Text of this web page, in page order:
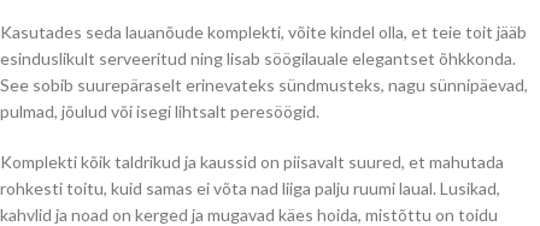
Kasutades seda lauanõude komplekti, võite kindel olla, et teie toit jääb
esinduslikult serveeritud ning lisab söögilauale elegantset õhkkonda.
See sobib suurepäraselt erinevateks sündmusteks, nagu sünnipäevad,
pulmad, jõulud või isegi lihtsalt peresöögid.
Komplekti kõik taldrikud ja kaussid on piisavalt suured, et mahutada
rohkesti toitu, kuid samas ei võta nad liiga palju ruumi laual. Lusikad,
kahvlid ja noad on kerged ja mugavad käes hoida, mistõttu on toidu